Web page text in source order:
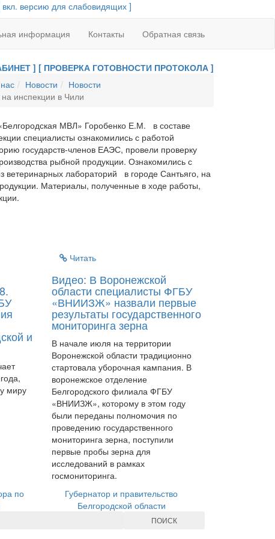
вкл. версию для слабовидящих ]
информация Контакты Обратная связь
] [ ПРОВЕРКА ГОТОВНОСТИ ПРОТОКОЛА ]
Новости
Новости
инспекции в Чили
МВЛ» Горобенко Е.М. в составе
специалисты ознакомились с работой
государств-членов ЕАЭС, провели проверку
рыбной продукции. Ознакомились с
ветеринарных лабораторий в городе Сантьяго, на
Материалы, полученные в ходе работы,
и
миру
Читать
Видео: В Воронежской
области специалисты ФГБУ
«ВНИИЗЖ» назвали первые
результаты государственного
мониторинга зерна
В начале июля на территории
Воронежской области традиционно
стартовала уборочная кампания. В
воронежское отделение
Белгородского филиала ФГБУ
«ВНИИЗЖ», которому в этом году
были переданы полномочия по
проведению государственного
мониторинга зерна, поступили
первые пробы зерна для
исследований в рамках
госмониторинга.
по
Губернатор и правительство
Белгородской области